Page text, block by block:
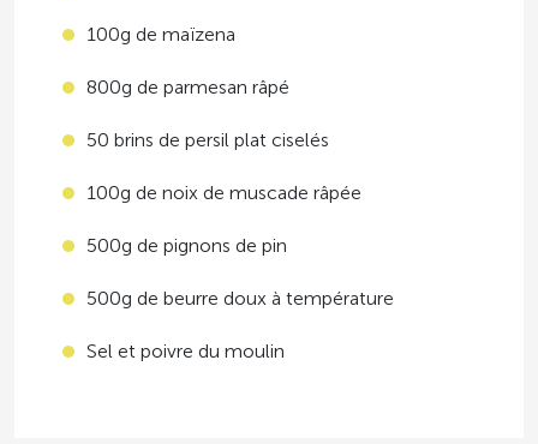
100g de maïzena
800g de parmesan râpé
50 brins de persil plat ciselés
100g de noix de muscade râpée
500g de pignons de pin
500g de beurre doux à température
Sel et poivre du moulin